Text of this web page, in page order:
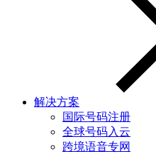
解决方案
国际号码注册
全球号码入云
跨境语音专网